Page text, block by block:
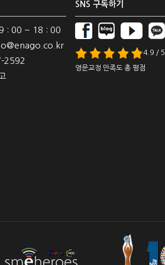
: 00 ~ 18 : 00
2592
SNS 구독하기
4.9 / 5
영문교정 만족도 총 평점